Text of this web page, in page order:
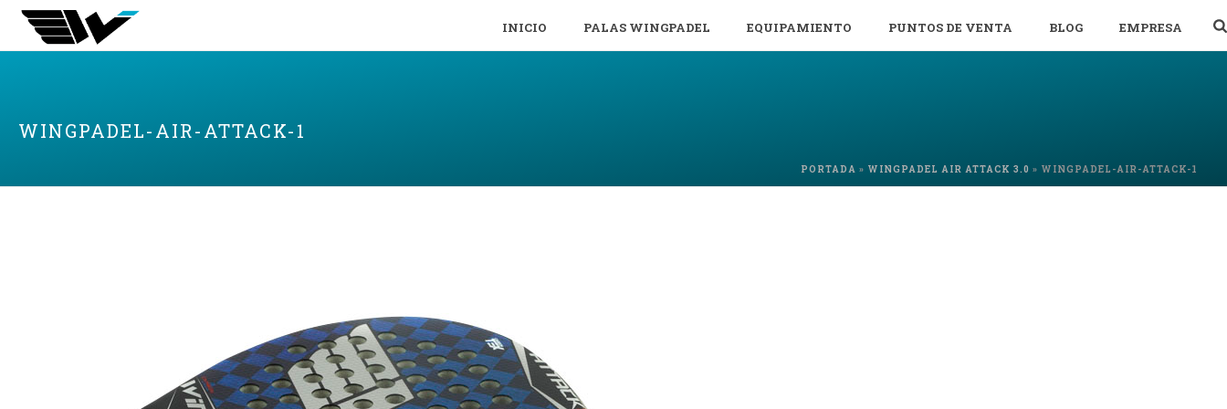
INICIO PALAS WINGPADEL EQUIPAMIENTO PUNTOS DE VENTA BLOG EMPRESA
WINGPADEL-AIR-ATTACK-1
PORTADA » WINGPADEL AIR ATTACK 3.0 » WINGPADEL-AIR-ATTACK-1